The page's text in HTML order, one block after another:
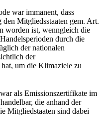
war immanent, dass
Mitgliedsstaaten gem. Art.
worden ist, wenngleich die
durch die
der nationalen
der
um die Klimaziele zu
als Emissionszertifikate im
die anhand der
Mitgliedstaaten sind dabei